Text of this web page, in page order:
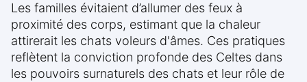
Les familles évitaient d’allumer des feux à
proximité des corps, estimant que la chaleur
attirerait les chats voleurs d'âmes. Ces pratiques
reflètent la conviction profonde des Celtes dans
les pouvoirs surnaturels des chats et leur rôle de